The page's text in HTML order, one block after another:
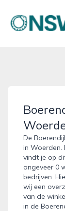
onswoerden.nl
De
in Woerden.
vindt je op
ongeveer 0
bedrijven.
wij een
van de
in de